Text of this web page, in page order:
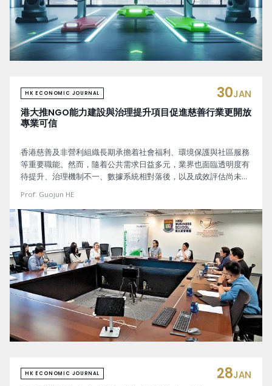
HK ECONOMIC JOURNAL 30JAN
港大推NGO能力建設與治理提升項目促進慈善行業更開放
專業可信
香港慈善及非營利組織長期承擔着社會福利、環境保護與社區服務
等重要職能。然而，隨着公共需求日益多元，業界也面臨透明度有
待提升、治理機制不一、數據系統相對落後，以及成效評估尚未普
續發展研究所正式啟動「NGO能力建設與治理提升項目」。該項目
計劃通過實地研究、透明度量化指標及能力建設三大方向，推動慈
善行業邁向更開放、專業和可信的發展階段。
Prof. Guojun HE
HK ECONOMIC JOURNAL 28JAN